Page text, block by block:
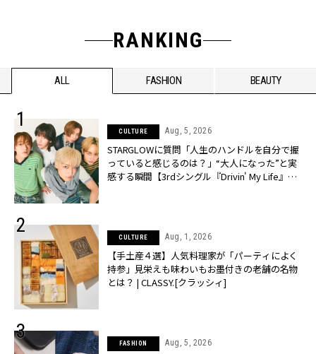
RANKING
ALL FASHION BEAUTY
CULTURE Aug, 5, 2026
STARGLOWに質問「人生のハンドルを自分で握
っていると感じるのは？」“大️人になった”と実
感する瞬間【3rdシングル『Drivin' My Life』発
CULTURE Aug, 1, 2026
【手土産４選】人気料理家が「パーティによく
持参」見栄えも味わいもお墨付きの老舗の名物
とは？ | CLASSY.[クラッシィ]
FASHION Aug, 5, 2026